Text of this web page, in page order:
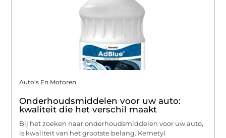
Auto's En Motoren
Onderhoudsmiddelen voor uw auto:
kwaliteit die het verschil maakt
Bij het zoeken naar onderhoudsmiddelen voor uw auto,
is kwaliteit van het grootste belang. Kemetyl